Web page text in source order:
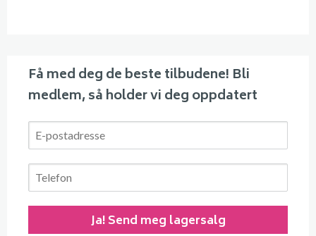
Få med deg de beste tilbudene! Bli
medlem, så holder vi deg oppdatert